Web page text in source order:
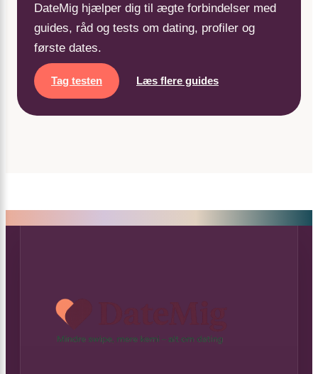
DateMig hjælper dig til ægte forbindelser med
guides, råd og tests om dating, profiler og
første dates.
Tag testen Læs flere guides